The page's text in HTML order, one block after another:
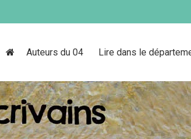
Auteurs du 04 Lire dans le